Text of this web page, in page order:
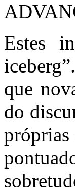
Estes
que
do
próprias